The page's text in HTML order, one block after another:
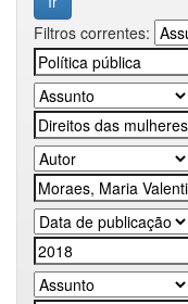
Filtros correntes: